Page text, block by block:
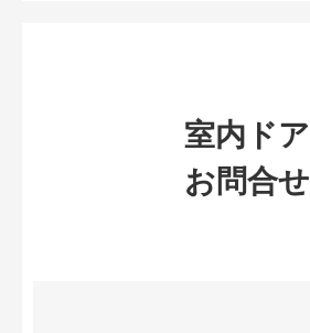
室内ドア
お問合せ